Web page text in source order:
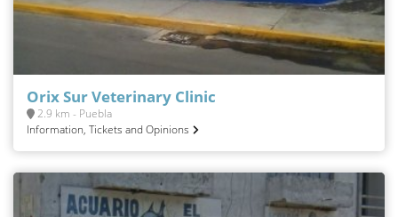
Orix Sur Veterinary Clinic
2.9 km - Puebla
Information, Tickets and Opinions